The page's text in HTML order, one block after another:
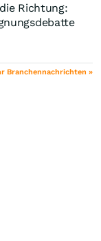
Richtung:
Branchennachrichten »